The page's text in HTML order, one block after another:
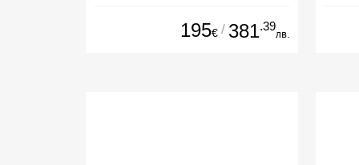
195€ / 381.39
лв.